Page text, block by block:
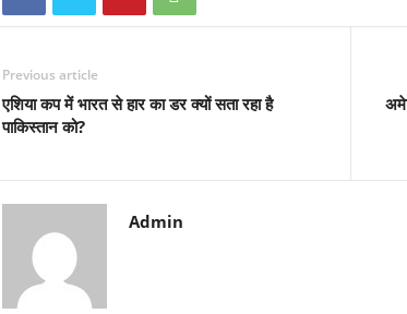
Previous article
एशिया कप में भारत से हार का डर क्यों सता रहा है
पाकिस्तान को?
Admin